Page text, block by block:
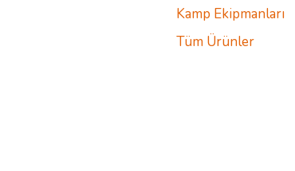
Kamp Ekipmanları
Tüm Ürünler